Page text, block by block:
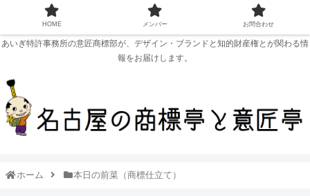
あいぎ特許事務所の意匠商標部が、デザイン・ブランドと知的財産権とが関わる情
報をお届けします。
ホーム 本日の前菜（商標仕立て）
HOME メンバー お問合わせ